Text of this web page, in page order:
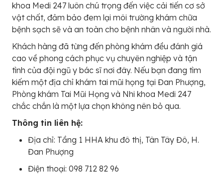
khoa Medi 247 luôn chú trọng đến việc cải tiến cơ sở
vật chất, đảm bảo đem lại môi trường khám chữa
bệnh sạch sẽ và an toàn cho bệnh nhân và người nhà.
Khách hàng đã từng đến phòng khám đều đánh giá
cao về phong cách phục vụ chuyên nghiệp và tận
tình của đội ngũ y bác sĩ nơi đây. Nếu bạn đang tìm
kiếm một địa chỉ khám tai mũi họng tại Đan Phượng,
Phòng khám Tai Mũi Họng và Nhi khoa Medi 247
chắc chắn là một lựa chọn không nên bỏ qua.
Thông tin liên hệ:
Địa chỉ: Tầng 1 HHA khu đô thị, Tân Tây Đô, H.
Đan Phượng
Điện thoại: 098 712 82 96